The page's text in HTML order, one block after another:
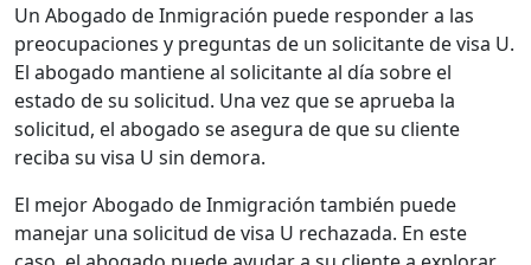
Un Abogado de Inmigración puede responder a las
preocupaciones y preguntas de un solicitante de visa U.
El abogado mantiene al solicitante al día sobre el
estado de su solicitud. Una vez que se aprueba la
solicitud, el abogado se asegura de que su cliente
reciba su visa U sin demora.
El mejor Abogado de Inmigración también puede
manejar una solicitud de visa U rechazada. En este